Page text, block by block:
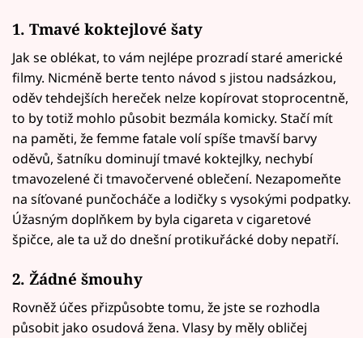
1. Tmavé koktejlové šaty
Jak se oblékat, to vám nejlépe prozradí staré americké
filmy. Nicméně berte tento návod s jistou nadsázkou,
oděv tehdejších hereček nelze kopírovat stoprocentně,
to by totiž mohlo působit bezmála komicky. Stačí mít
na paměti, že femme fatale volí spíše tmavší barvy
oděvů, šatníku dominují tmavé koktejlky, nechybí
tmavozelené či tmavočervené oblečení. Nezapomeňte
na síťované punčocháče a lodičky s vysokými podpatky.
Úžasným doplňkem by byla cigareta v cigaretové
špičce, ale ta už do dnešní protikuřácké doby nepatří.
2. Žádné šmouhy
Rovněž účes přizpůsobte tomu, že jste se rozhodla
působit jako osudová žena. Vlasy by měly obličej